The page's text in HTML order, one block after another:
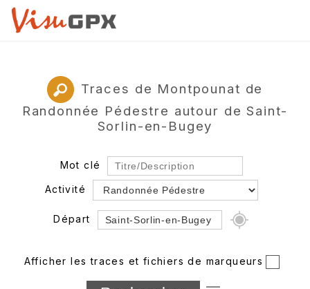
Traces de Montpounat de
Randonnée Pédestre autour de Saint-
Sorlin-en-Bugey
Mot clé
Activité
Départ
Département
Afficher les traces et fichiers de marqueurs